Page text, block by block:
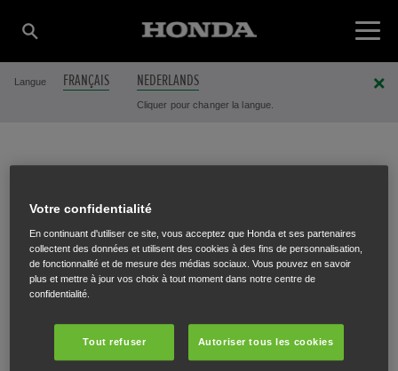
Langue FRANÇAIS NEDERLANDS
Cliquer pour changer la langue.
LA MAISON DU
MOTEUR
Avenue de l’Indépendance 43-49 ,Wandre,4020
Votre confidentialité
En continuant d'utiliser ce site, vous acceptez que Honda et ses partenaires
collectent des données et utilisent des cookies à des fins de personnalisation,
de fonctionnalité et de mesure des médias sociaux. Vous pouvez en savoir
plus et mettre à jour vos choix à tout moment dans notre centre de
confidentialité.
Tout refuser Autoriser tous les cookies